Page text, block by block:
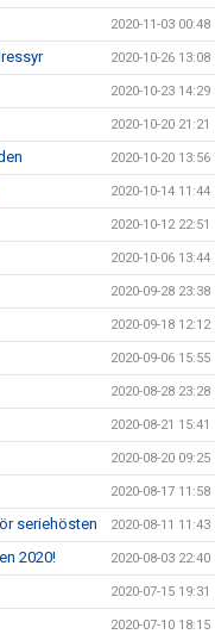
2020-11-03 00:48
2020-10-26 13:08
2020-10-23 14:29
2020-10-20 21:21
2020-10-20 13:56
2020-10-14 11:44
2020-10-12 22:51
2020-10-06 13:44
2020-09-28 23:38
2020-09-18 12:12
2020-09-06 15:55
2020-08-28 23:28
2020-08-21 15:41
2020-08-20 09:25
2020-08-17 11:58
seriehösten 2020-08-11 11:43
2020! 2020-08-03 22:40
2020-07-15 19:31
2020-07-10 18:15